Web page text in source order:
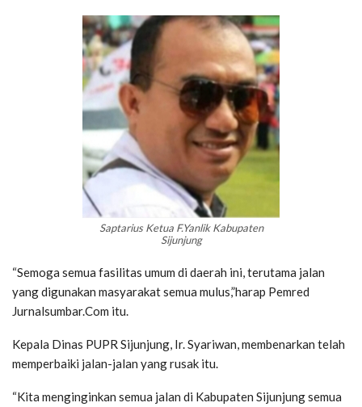
Saptarius Ketua F.Yanlik Kabupaten
Sijunjung
“Semoga semua fasilitas umum di daerah ini, terutama jalan
yang digunakan masyarakat semua mulus,”harap Pemred
Jurnalsumbar.Com itu.
Kepala Dinas PUPR Sijunjung, Ir. Syariwan, membenarkan telah
memperbaiki jalan-jalan yang rusak itu.
“Kita menginginkan semua jalan di Kabupaten Sijunjung semua